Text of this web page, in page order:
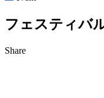
フ ェスティバ
Share